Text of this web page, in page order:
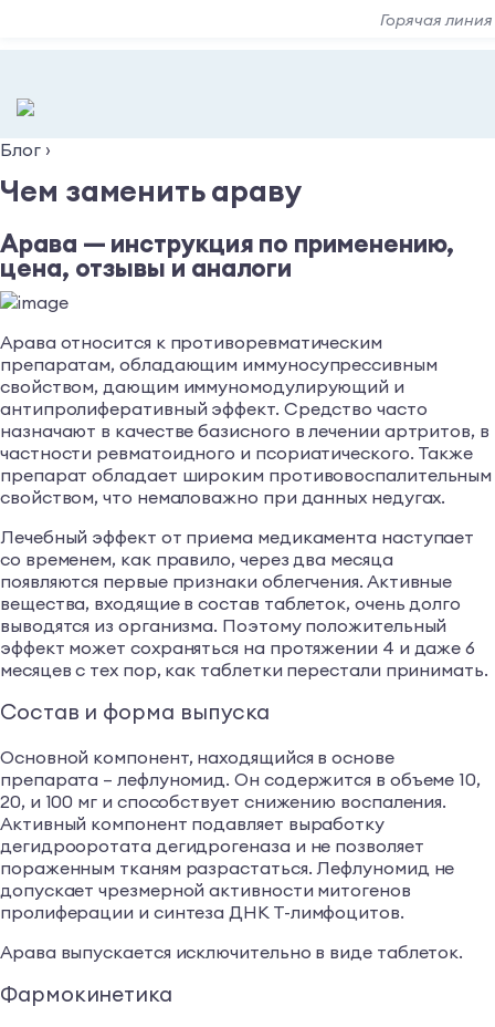
Горячая линия
Блог ›
Чем заменить араву
Арава — инструкция по применению,
цена, отзывы и аналоги
Арава относится к противоревматическим
препаратам, обладающим иммуносупрессивным
свойством, дающим иммуномодулирующий и
антипролиферативный эффект. Средство часто
назначают в качестве базисного в лечении артритов, в
частности ревматоидного и псориатического. Также
препарат обладает широким противовоспалительным
свойством, что немаловажно при данных недугах.
Лечебный эффект от приема медикамента наступает
со временем, как правило, через два месяца
появляются первые признаки облегчения. Активные
вещества, входящие в состав таблеток, очень долго
выводятся из организма. Поэтому положительный
эффект может сохраняться на протяжении 4 и даже 6
месяцев с тех пор, как таблетки перестали принимать.
Состав и форма выпуска
Основной компонент, находящийся в основе
препарата – лефлуномид. Он содержится в объеме 10,
20, и 100 мг и способствует снижению воспаления.
Активный компонент подавляет выработку
дегидрооротата дегидрогеназа и не позволяет
пораженным тканям разрастаться. Лефлуномид не
допускает чрезмерной активности митогенов
пролиферации и синтеза ДНК Т-лимфоцитов.
Арава выпускается исключительно в виде таблеток.
Фармокинетика